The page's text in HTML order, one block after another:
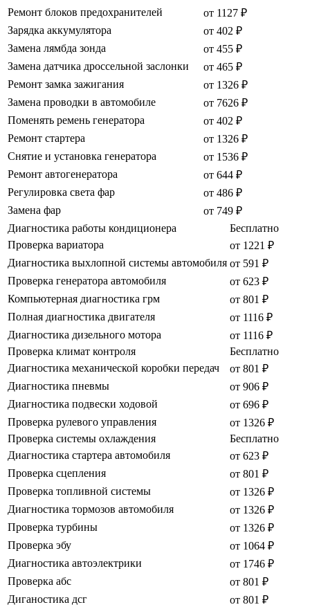
Ремонт блоков предохранителей
от 1127 ₽
Зарядка аккумулятора
от 402 ₽
Замена лямбда зонда
от 455 ₽
Замена датчика дроссельной заслонки
от 465 ₽
Ремонт замка зажигания
от 1326 ₽
Замена проводки в автомобиле
от 7626 ₽
Поменять ремень генератора
от 402 ₽
Ремонт стартера
от 1326 ₽
Снятие и установка генератора
от 1536 ₽
Ремонт автогенератора
от 644 ₽
Регулировка света фар
от 486 ₽
Замена фар
от 749 ₽
Диагностика работы кондиционера
Бесплатно
Проверка вариатора
от 1221 ₽
Диагностика выхлопной системы автомобиля от 591 ₽
Проверка генератора автомобиля
от 623 ₽
Компьютерная диагностика грм
от 801 ₽
Полная диагностика двигателя
от 1116 ₽
Диагностика дизельного мотора
от 1116 ₽
Проверка климат контроля
Бесплатно
Диагностика механической коробки передач
от 801 ₽
Диагностика пневмы
от 906 ₽
Диагностика подвески ходовой
от 696 ₽
Проверка рулевого управления
от 1326 ₽
Проверка системы охлаждения
Бесплатно
Диагностика стартера автомобиля
от 623 ₽
Проверка сцепления
от 801 ₽
Проверка топливной системы
от 1326 ₽
Диагностика тормозов автомобиля
от 1326 ₽
Проверка турбины
от 1326 ₽
Проверка эбу
от 1064 ₽
Диагностика автоэлектрики
от 1746 ₽
Проверка абс
от 801 ₽
Диганостика дсг
от 801 ₽